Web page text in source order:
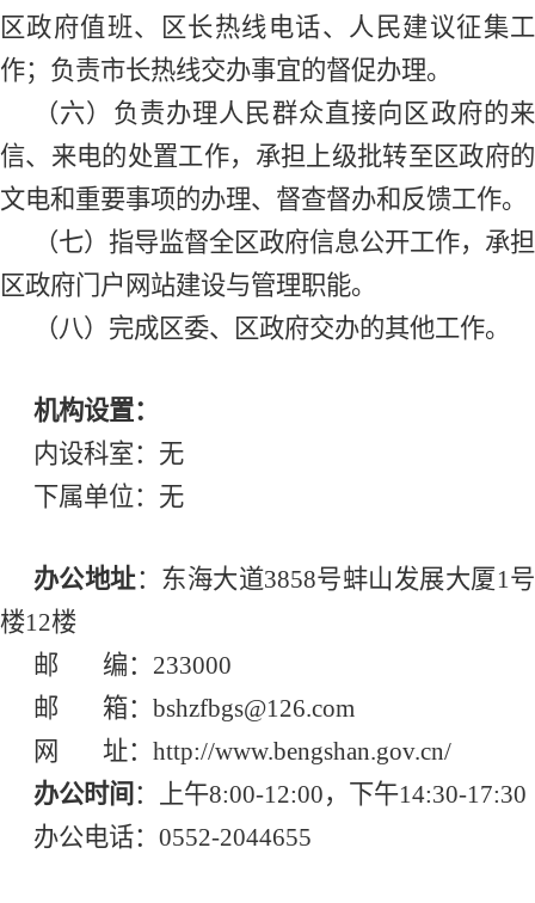
区政府值班、区长热线电话、人民建议征集工
作；负责市长热线交办事宜的督促办理。
（六）负责办理人民群众直接向区政府的来
信、来电的处置工作，承担上级批转至区政府的
文电和重要事项的办理、督查督办和反馈工作。
（七）指导监督全区政府信息公开工作，承担
区政府门户网站建设与管理职能。
（八）完成区委、区政府交办的其他工作。
机构设置：
内设科室：无
下属单位： 无
办公地址：东海大道3858号蚌山发展大厦1号
楼12楼
邮 编：233000
邮 箱：bshzfbgs@126.com
网
址：http://www.bengshan.gov.cn/
办公时间 ：上午8:00-12:00，下午14:30-17:30
办公电话： 0552-2044655